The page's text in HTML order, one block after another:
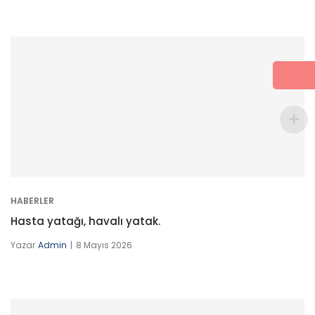
HABERLER
Hasta yatağı, havalı yatak.
Yazar Admin 8 Mayıs 2026